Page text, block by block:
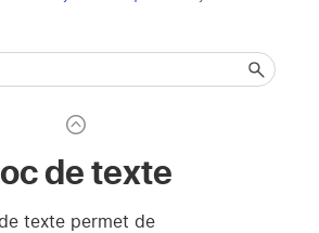
de texte
textepermet de